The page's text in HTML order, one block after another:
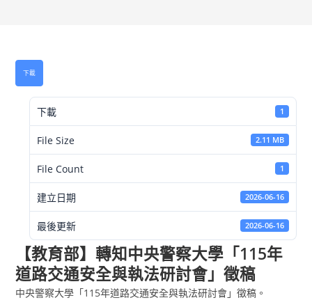
下載
下載 1
File Size 2.11 MB
File Count 1
建立日期 2026-06-16
最後更新 2026-06-16
【教育部】轉知中央警察大學「115年
道路交通安全與執法研討會」徵稿
中央警察大學「115年道路交通安全與執法研討會」徵稿。